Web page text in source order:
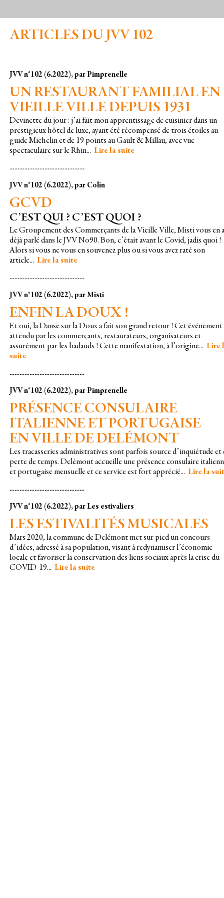
ARTICLES DU JVV 102
JVV n°102 (6.2022), par Pimprenelle
UN RESTAURANT FAMILIAL EN
VIEILLE VILLE DEPUIS 1931
Devinette du jour : j’ai fait mon apprentissage de cuisinier dans un
prestigieux hôtel de luxe, ayant été récompensé de trois étoiles au
guide Michelin et de 19 points au Gault & Millau, avec vue
spectaculaire sur le Rhin... Lire la suite
------------------------------
JVV n°102 (6.2022), par Colin
GCVD
C’EST QUI ? C’EST QUOI ?
Le Groupement des Commerçants de la Vieille Ville, Misti vous en a
déjà parlé dans le JVV No90. Bon, c’était avant le Covid, jadis quoi !
Alors si vous ne vous en souvenez plus ou si vous avez raté son
article... Lire la suite
------------------------------
JVV n°102 (6.2022), par Misti
ENFIN LA DOUX !
Et oui, la Danse sur la Doux a fait son grand retour ! Cet événement
attendu par les commerçants, restaurateurs, organisateurs et
assurément par les badauds ! Cette manifestation, à l’origine... Lire
suite
------------------------------
JVV n°102 (6.2022), par Pimprenelle
PRÉSENCE CONSULAIRE
ITALIENNE ET PORTUGAISE
EN VILLE DE DELÉMONT
Les tracasseries administratives sont parfois source d’inquiétude et
perte de temps. Delémont accueille une présence consulaire
et portugaise mensuelle et ce service est fort apprécié... Lire la
------------------------------
JVV n°102 (6.2022), par Les estivaliers
LES ESTIVALITÉS MUSICALES
Mars 2020, la commune de Delémont met sur pied un concours
d’idées, adressé à sa population, visant à redynamiser l’économie
locale et favoriser la conservation des liens sociaux après la crise du
COVID-19... Lire la suite